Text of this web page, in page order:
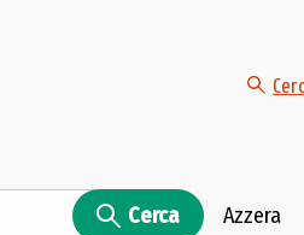
Cerca Azzera